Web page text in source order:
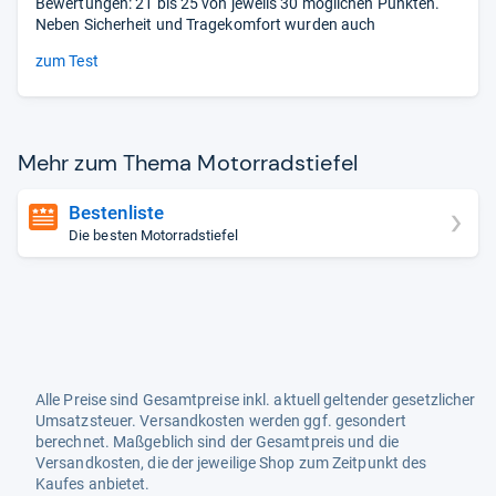
Neben Sicherheit und Tragekomfort wurden auch
zum Test
Mehr zum Thema Motor­rad­s­tie­fel
Bestenliste
Die besten Motorradstiefel
Alle Preise sind Gesamtpreise inkl. aktuell geltender gesetzlicher
Umsatzsteuer. Versandkosten werden ggf. gesondert
berechnet. Maßgeblich sind der Gesamtpreis und die
Versandkosten, die der jeweilige Shop zum Zeitpunkt des
Kaufes anbietet.